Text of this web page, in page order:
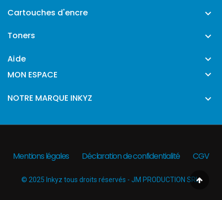
Cartouches d'encre 
Toners 
Aide 
MON ESPACE 
NOTRE MARQUE INKYZ 
Mentions légales Déclaration de confidentialité CGV
© 2025 Inkyz tous droits réservés - JM PRODUCTION SRL